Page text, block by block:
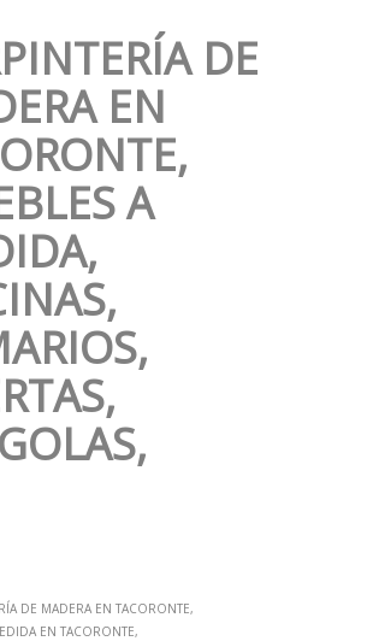
DE
EN
A
DE MADERA EN TACORONTE
EN TACORONTE